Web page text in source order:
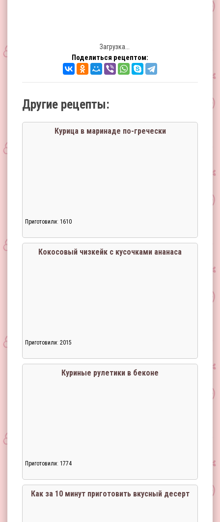
Загрузка...
Поделиться рецептом:
Другие рецепты:
Курица в маринаде по-гречески
Приготовили: 1610
Кокосовый чизкейк с кусочками ананаса
Приготовили: 2015
Куриные рулетики в беконе
Приготовили: 1774
Как за 10 минут приготовить вкусный десерт